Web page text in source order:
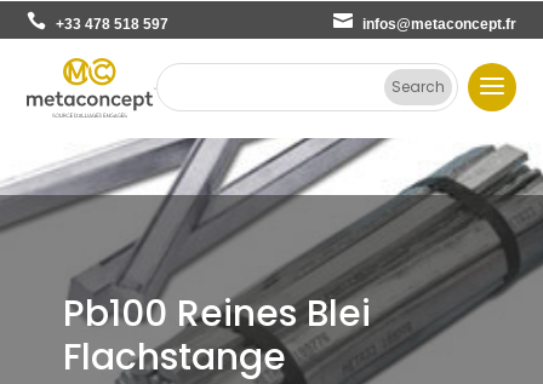
+33 478 518 597 infos@metaconcept.fr
Pb100 Reines Blei
Flachstange